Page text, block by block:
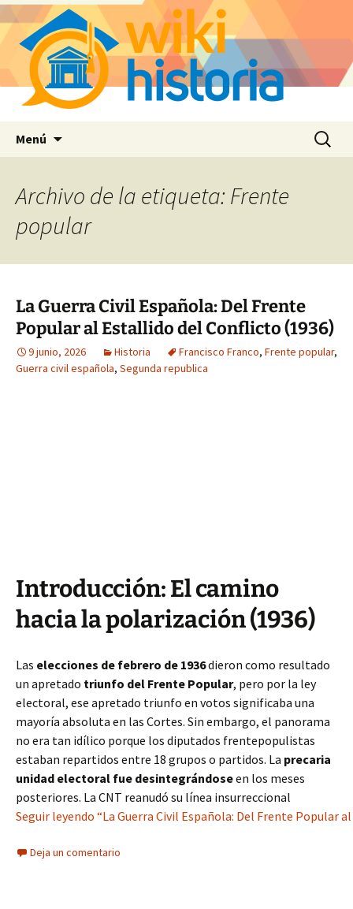
Menú Buscar:
Archivo de la etiqueta: Frente
popular
La Guerra Civil Española: Del Frente
Popular al Estallido del Conflicto (1936)
9 junio, 2026 Historia Francisco Franco, Frente popular,
Guerra civil española, Segunda republica
Introducción: El camino
hacia la polarización (1936)
Las elecciones de febrero de 1936dieron como resultado
un apretado triunfo del Frente Popular, pero por la ley
electoral, ese apretado triunfo en votos significaba una
mayoría absoluta en las Cortes. Sin embargo, el panorama
no era tan idílico porque los diputados frentepopulistas
estaban repartidos entre 18 grupos o partidos. La precaria
unidad electoral fue desintegrándoseen los meses
posteriores. La CNT reanudó su línea insurreccional
Seguir leyendo “La Guerra Civil Española: Del Frente Popular
Deja un comentario